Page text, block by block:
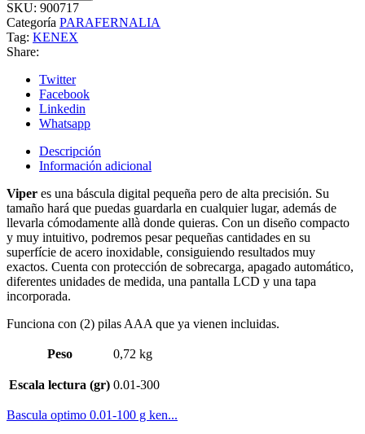
SKU: 900717
Categoría PARAFERNALIA
Tag: KENEX
Share:
Twitter
Facebook
Linkedin
Whatsapp
Descripción
Información adicional
Viper es una báscula digital pequeña pero de alta precisión. Su
tamaño hará que puedas guardarla en cualquier lugar, además de
llevarla cómodamente allà donde quieras. Con un diseño compacto
y muy intuitivo, podremos pesar pequeñas cantidades en su
superfície de acero inoxidable, consiguiendo resultados muy
exactos. Cuenta con protección de sobrecarga, apagado automático,
diferentes unidades de medida, una pantalla LCD y una tapa
incorporada.
Funciona con (2) pilas AAA que ya vienen incluidas.
Peso 0,72 kg
Escala lectura (gr) 0.01-300
Bascula optimo 0.01-100 g ken...